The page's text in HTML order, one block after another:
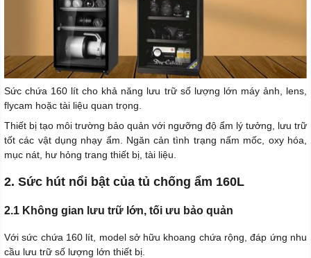
Sức chứa 160 lít cho khả năng lưu trữ số lượng lớn máy ảnh, lens,
flycam hoặc tài liệu quan trọng.
Thiết bị tạo môi trường bảo quản với ngưỡng độ ẩm lý tưởng, lưu trữ
tốt các vật dụng nhạy ẩm. Ngăn cản tình trạng nấm mốc, oxy hóa,
mục nát, hư hỏng trang thiết bị, tài liệu.
2. Sức hút nổi bật của tủ chống ẩm 160L
2.1 Không gian lưu trữ lớn, tối ưu bảo quản
Với sức chứa 160 lít, model sở hữu khoang chứa rộng, đáp ứng nhu
cầu lưu trữ số lượng lớn thiết bị.